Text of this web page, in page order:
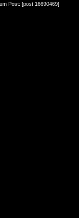
Post: [post:16690469]